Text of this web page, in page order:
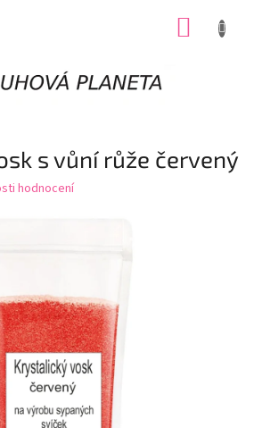
s vůní růže červený
hodnocení